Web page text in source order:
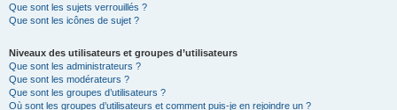
Que sont les sujets verrouillés ?
Que sont les icônes de sujet ?
Niveaux des utilisateurs et groupes d’utilisateurs
Que sont les administrateurs ?
Que sont les modérateurs ?
Que sont les groupes d’utilisateurs ?
Où sont les groupes d’utilisateurs et comment puis-je en rejoindre un ?